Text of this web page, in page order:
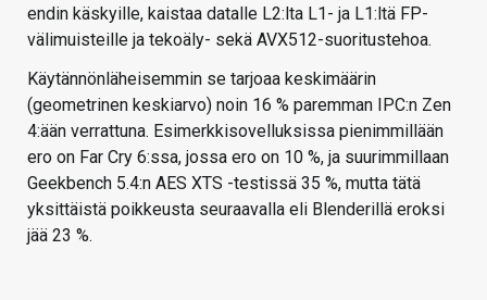
endin käskyille, kaistaa datalle L2:lta L1- ja L1:ltä FP-
välimuisteille ja tekoäly- sekä AVX512-suoritustehoa.
Käytännönläheisemmin se tarjoaa keskimäärin
(geometrinen keskiarvo) noin 16 % paremman IPC:n Zen
4:ään verrattuna. Esimerkkisovelluksissa pienimmillään
ero on Far Cry 6:ssa, jossa ero on 10 %, ja suurimmillaan
Geekbench 5.4:n AES XTS -testissä 35 %, mutta tätä
yksittäistä poikkeusta seuraavalla eli Blenderillä eroksi
jää 23 %.